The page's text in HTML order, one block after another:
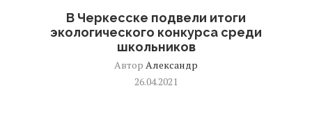
В Черкесске подвели итоги
экологического конкурса среди
школьников
Автор Александр
26.04.2021